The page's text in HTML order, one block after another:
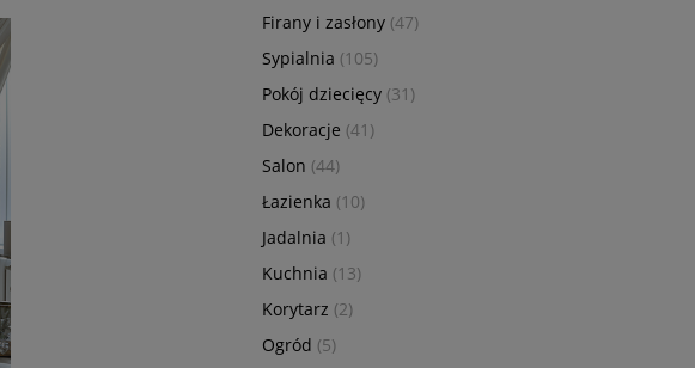
Firany i zasłony (47)
Sypialnia (105)
Pokój dziecięcy (31)
Dekoracje (41)
Salon (44)
Łazienka (10)
Jadalnia (1)
Kuchnia (13)
Korytarz (2)
Ogród (5)